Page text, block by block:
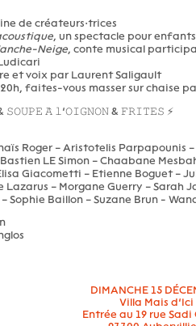
de créateurs·trices
, un spectacle pour
Neige, conte musical
et voix par Laurent Saligault
20h, faites-vous masser sur chaise
𝚂𝙾𝚄𝙿𝙴 𝙰̀ 𝚕’𝙾𝙸𝙶𝙽𝙾𝙽 & 𝙵𝚁𝙸𝚃𝙴𝚂 ⚡
Roger – Aristotelis Parpapounis
LE Simon – Chaabane
Giacometti – Etienne Boguet –
Lazarus – Morgane Guerry – Sarah
Sophie Baillon – Suzane Brun -
DIMANCHE 15
Villa Mais d’Ici
Entrée au 19 rue